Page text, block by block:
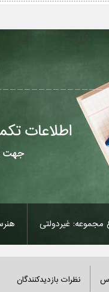
مجموعه: غیردولتی
نظرات بازدیدکنندگان